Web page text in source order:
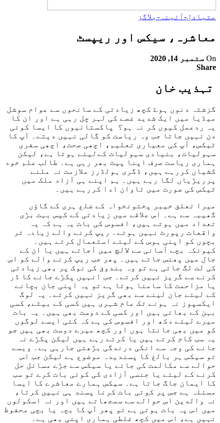
متبادل-آئینہ-بلاگز
معاشرہ، سیکس اور ریپسٹ
On ستمبر 14, 2020
Share
تہذیب خان
گزشتہ دنوں ہوۓ کچھ زیادتی کے سانحوں سے عوام سوشل
میڈیا میں ایک شدید غصے کی لہر چل رہی ہے اور ان کا
یہ ردعمل کیوں کر نہ ہو؟ پاکستانیوں کا ایسا کوئی
دن نہیں جاتا جب وہ ریاست کو گالی نہیں دیتے۔ آپ کا
ٹیکس، آپ کی معیاری تعلیم، اچھی صحت، اچھی سفری
سہولیات، بنیادی سہولیات کےلیئے ہوتا ہے، لیکن
ہماری ریاست صرف اپنا پیٹ بھر رہی ہے۔ طالب علم خود
کشیاں کررہے ہیں، ڈگری ہولڈرز ملازمت نہ ملنے
پرریڑیاں لگا رہے ہیں۔ ہم اپنے ہی آزاد ملک میں
ٹیکس کی صورت میں تاوان ادا کررہے ہیں۔
میرا تعلق خیبر پختونخواہ کے ضلع ہری کے گاؤں
گھیبہ سے ہے۔ اس علاقے میں زیادتی کے کیس بہت بڑی
تعداد میں ہوتے ہیں، افسوس کی بات یہ ہے کہ یہ
واقعات رپورٹ نہیں ہوتے۔ ریپ کرنے والے زیادہ تر
بچوں کو اپنی ہوس کے لیئے استعمال کرتے ہیں۔
کیونکہ بچے آسانی سے لالچ میں آجاتے ہیں یا ان کے
جال میں پھنس جاتے ہیں۔ پھر جب ریپ کرنے والے کو اس
کی لت لگ جاتی ہے تو وہ بندوق کی نوک پر بھی زیادتی
کرنے سے گریز نہیں کرتے۔ جب انہیں پکڑے جانے کا ڈر
یا مزاحمت کا سامنا ہوتا ہے تو یہ اپنی جان بچانے
کے لیئے جان لینے سے بھی گریز نہیں کرتے۔ یہ لوگ
ایکسپوز نہ ہونے تک عام شہری ہیں کسی کے بیٹے، کسی
بہن کے بھائی ہیں اور کسی کے دوست بھی ہیں۔ یہ بات
میرے لیئے دکھ اور افسوس کی ہے کہ کئی ایسے لوگوں
کو میں بھی جانتا ہوں اور کچھ میرے دوست بھی ہیں جو
یہ سب کام کرتے ہیں یا کرتے رہے ہیں لیکن پکڑے نہ
جانے کی وجہ سے انکی درندگی بڑھتی جارہی ہے۔ ویسے
تو سیکس ہر بالغ کا پسندیدہ موضوع ہے لیکن جب اس
حوالے سے مکالمت کی جائے یا سیکس سے جڑے مسائل حل
کرنے کے لیئے یا جنسی آزادی کی کوئی بات کرے تو سب
کا ایمان جاگ جاتا ہے۔ سیکس ہمارے معاشرے کا ایسا
مسئلہ ہے جس پر کوئی بات کرنا پسند ہی نہیں کرتا،
نہ والدین اس حوالے سے سمجھاتے ہیں اور نہ اسکولوں
میں اس پہ بات ہوتی ہے تو پھر آپ کا بچہ یا بچی محفوظ
نہیں ہے، اس میں کچھ غلطی ہماری اپنی بھی ہے۔